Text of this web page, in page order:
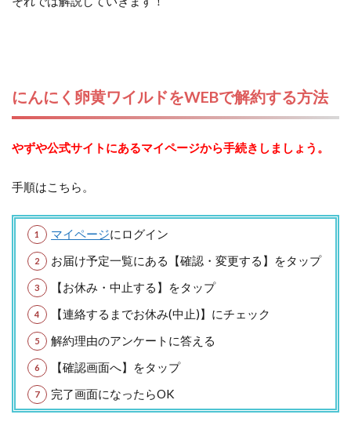
にんにく卵黄ワイルドをWEBで解約する方法
やずや公式サイトにあるマイページから手続きしましょう。
手順はこちら。
マイページにログイン
お届け予定一覧にある【確認・変更する】をタップ
【お休み・中止する】をタップ
【連絡するまでお休み(中止)】にチェック
解約理由のアンケートに答える
【確認画面へ】をタップ
完了画面になったらOK